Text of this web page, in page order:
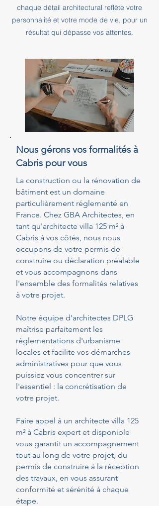
chaque détail architectural reflète votre
personnalité et votre mode de vie, pour un
résultat qui dépasse vos attentes.
Nous gérons vos formalités à
Cabris pour vous
La construction ou la rénovation de
bâtiment est un domaine
particulièrement réglementé en
France. Chez GBA Architectes, en
tant qu'architecte villa 125 m² à
Cabris à vos côtés, nous nous
occupons de votre permis de
construire ou déclaration préalable
et vous accompagnons dans
l'ensemble des formalités relatives
à votre projet.
Notre équipe d'architectes DPLG
maîtrise parfaitement les
réglementations d'urbanisme
locales et facilite vos démarches
administratives pour que vous
puissiez vous concentrer sur
l'essentiel : la concrétisation de
votre projet.
Faire appel à un architecte villa 125
m² à Cabris expert et disponible
vous garantit un accompagnement
tout au long de votre projet, du
permis de construire à la réception
des travaux, en vous assurant
conformité et sérénité à chaque
étape.